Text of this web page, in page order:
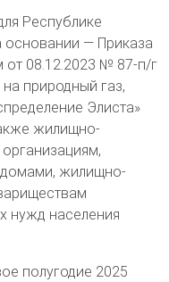
Республике
основании — Приказа
08.12.2023 № 87-п/г
природный газ,
Элиста»
жилищно-
жилищно-
нужд населения
полугодие 2025